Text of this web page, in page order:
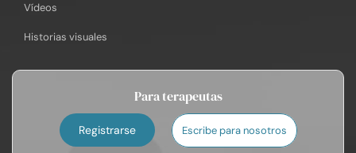
Vídeos
Historias visuales
Para terapeutas
Registrarse Escribe para nosotros